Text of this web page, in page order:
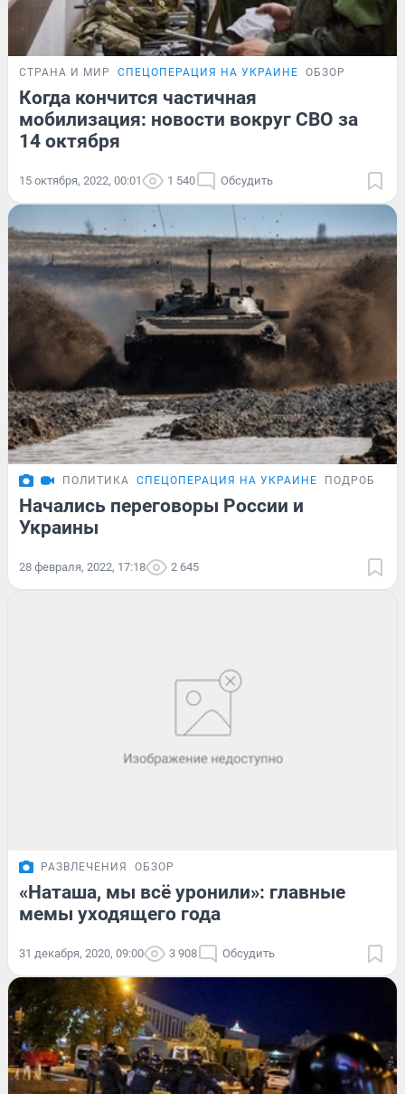
СТРАНА И МИР СПЕЦОПЕРАЦИЯ НА УКРАИНЕ ОБЗОР
Когда кончится частичная
мобилизация: новости вокруг СВО за
14 октября
15 октября, 2022, 00:01 1 540 Обсудить
ПОЛИТИКА СПЕЦОПЕРАЦИЯ НА УКРАИНЕ
Начались переговоры России и
Украины
28 февраля, 2022, 17:18 2 645
РАЗВЛЕЧЕНИЯ ОБЗОР
«Наташа, мы всё уронили»: главные
мемы уходящего года
31 декабря, 2020, 09:00 3 908 Обсудить